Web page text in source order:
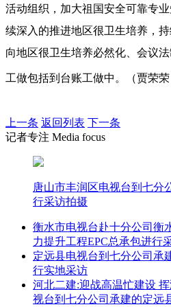
活动组织，加大祖国安全可靠专
续深入的推进地区很卫生培养，
向地区很卫生培养必然化、会议
工做包括到台账工做中。（贾荣荣
上一条 返回列表 下一条
记者专注 Media focus
唐山市丰润区电视台到七分
行采访拍摄
衡水市电视台赴十分公司衡
力提升工程EPC总承包进行
定远县电视台到七分公司承
行实地采访
河北二建:迎战高温忙建设
视台到七分公司承建的定远